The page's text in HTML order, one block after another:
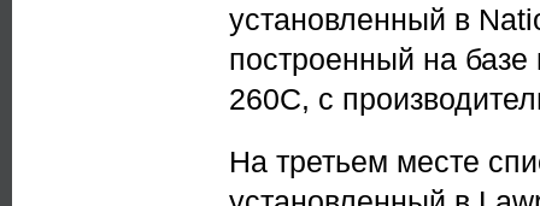
установленный в
построенный на базе
260C, с
На третьем месте